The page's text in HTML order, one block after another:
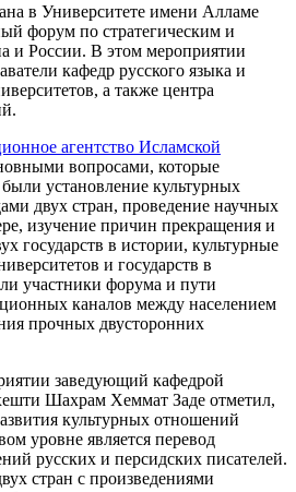
в Университете имени Алламе
форум по стратегическим и
и России. В этом мероприятии
кафедр русского языка и
а также центра
агентство Исламской
вопросами, которые
установление культурных
двух стран, проведение научных
изучение причин прекращения и
государств в истории, культурные
и государств в
участники форума и пути
каналов между населением
прочных двусторонних
заведующий кафедрой
Шахрам Хеммат Заде отметил,
культурных отношений
уровне является перевод
русских и персидских писателей.
стран с произведениями